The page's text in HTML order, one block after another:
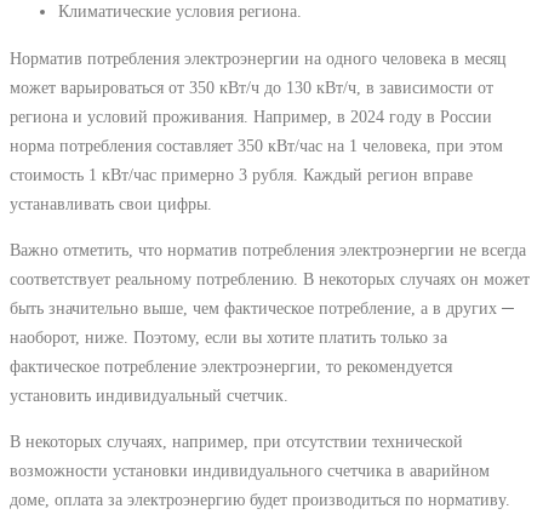
Климатические условия региона.
Норматив потребления электроэнергии на одного человека в месяц
может варьироваться от 350 кВт/ч до 130 кВт/ч, в зависимости от
региона и условий проживания. Например, в 2024 году в России
норма потребления составляет 350 кВт/час на 1 человека, при этом
стоимость 1 кВт/час примерно 3 рубля. Каждый регион вправе
устанавливать свои цифры.
Важно отметить, что норматив потребления электроэнергии не всегда
соответствует реальному потреблению. В некоторых случаях он может
быть значительно выше, чем фактическое потребление, а в других ─
наоборот, ниже. Поэтому, если вы хотите платить только за
фактическое потребление электроэнергии, то рекомендуется
установить индивидуальный счетчик.
В некоторых случаях, например, при отсутствии технической
возможности установки индивидуального счетчика в аварийном
доме, оплата за электроэнергию будет производиться по нормативу.